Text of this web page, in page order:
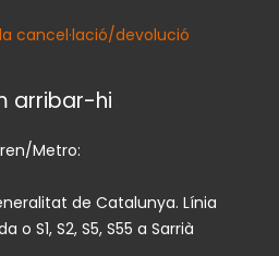
cancel·lació/devolució
arribar-hi
Metro:
de Catalunya. Línia
o S1, S2, S5, S55 a Sarrià